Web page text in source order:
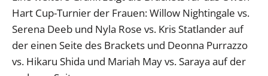
Hart Cup-Turnier der Frauen: Willow Nightingale vs.
Serena Deeb und Nyla Rose vs. Kris Statlander auf
der einen Seite des Brackets und Deonna Purrazzo
vs. Hikaru Shida und Mariah May vs. Saraya auf der